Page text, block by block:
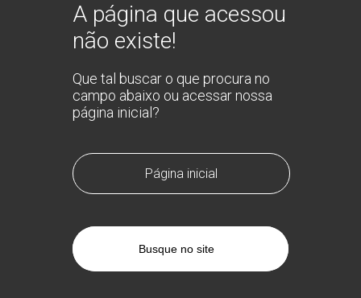
A página que acessou
não existe!
Que tal buscar o que procura no
campo abaixo ou acessar nossa
página inicial?
Página inicial